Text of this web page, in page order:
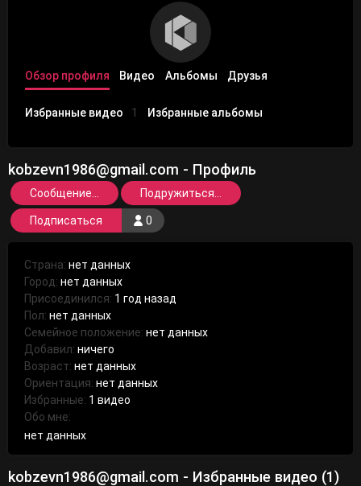
Обзор профиля Видео Альбомы Друзья
Избранные видео 1 Избранные альбомы
kobzevn1986@gmail.com - Профиль
0
Подписаться
Сообщение... Подружиться...
Страна:нет данных
Город:нет данных
Присоединился: 1 год назад
Пол:нет данных
Семейное положение:нет данных
Добавил:ничего
Возраст:нет данных
Ориентация:нет данных
Избранные: 1 видео
Обо мне:
нет данных
kobzevn1986@gmail.com - Избранные видео (1)